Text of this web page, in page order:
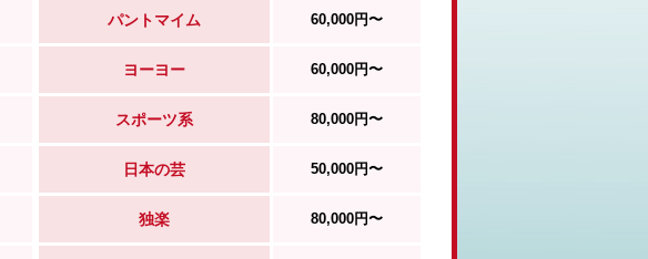
パントマイム 60,000円〜
ヨーヨー 60,000円〜
スポーツ系 80,000円〜
日本の芸 50,000円〜
独楽 80,000円〜